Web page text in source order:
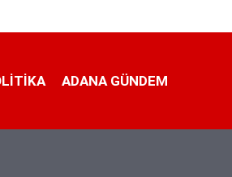
ADANA GÜNDEM
tepki gösterdi